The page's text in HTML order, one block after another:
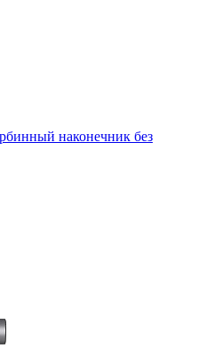
наконечник без